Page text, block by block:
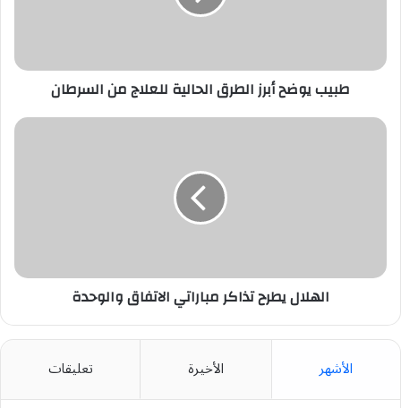
طبيب يوضح أبرز الطرق الحالية للعلاج من السرطان
الهلال
الهلال يطرح تذاكر مباراتي الاتفاق والوحدة
الأشهر الأخيرة تعليقات